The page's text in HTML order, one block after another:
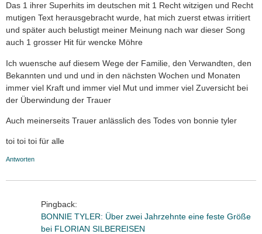
Das 1 ihrer Superhits im deutschen mit 1 Recht witzigen und Recht
mutigen Text herausgebracht wurde, hat mich zuerst etwas irritiert
und später auch belustigt meiner Meinung nach war dieser Song
auch 1 grosser Hit für wencke Möhre
Ich wuensche auf diesem Wege der Familie, den Verwandten, den
Bekannten und und und in den nächsten Wochen und Monaten
immer viel Kraft und immer viel Mut und immer viel Zuversicht bei
der Überwindung der Trauer
Auch meinerseits Trauer anlässlich des Todes von bonnie tyler
toi toi toi für alle
Antworten
Pingback:
BONNIE TYLER: Über zwei Jahrzehnte eine feste Größe
bei FLORIAN SILBEREISEN